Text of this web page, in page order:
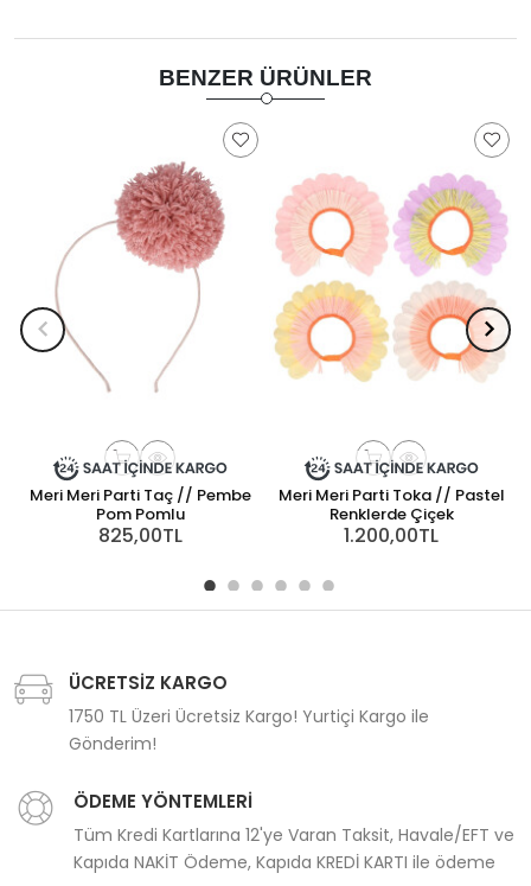
BENZER ÜRÜNLER
Meri Meri Parti Taç // Pembe
Pom Pomlu
825,00TL
Meri Meri Parti Toka // Pastel
Renklerde Çiçek
1.200,00TL
ÜCRETSİZ KARGO
1750 TL Üzeri Ücretsiz Kargo! Yurtiçi Kargo ile
Gönderim!
ÖDEME YÖNTEMLERİ
Tüm Kredi Kartlarına 12'ye Varan Taksit, Havale/EFT ve
Kapıda NAKİT Ödeme, Kapıda KREDİ KARTI ile ödeme